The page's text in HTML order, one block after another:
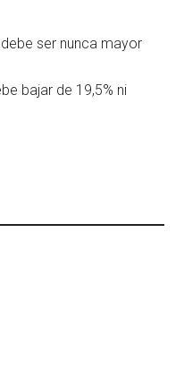
ser nunca mayor
bajar de 19,5% ni